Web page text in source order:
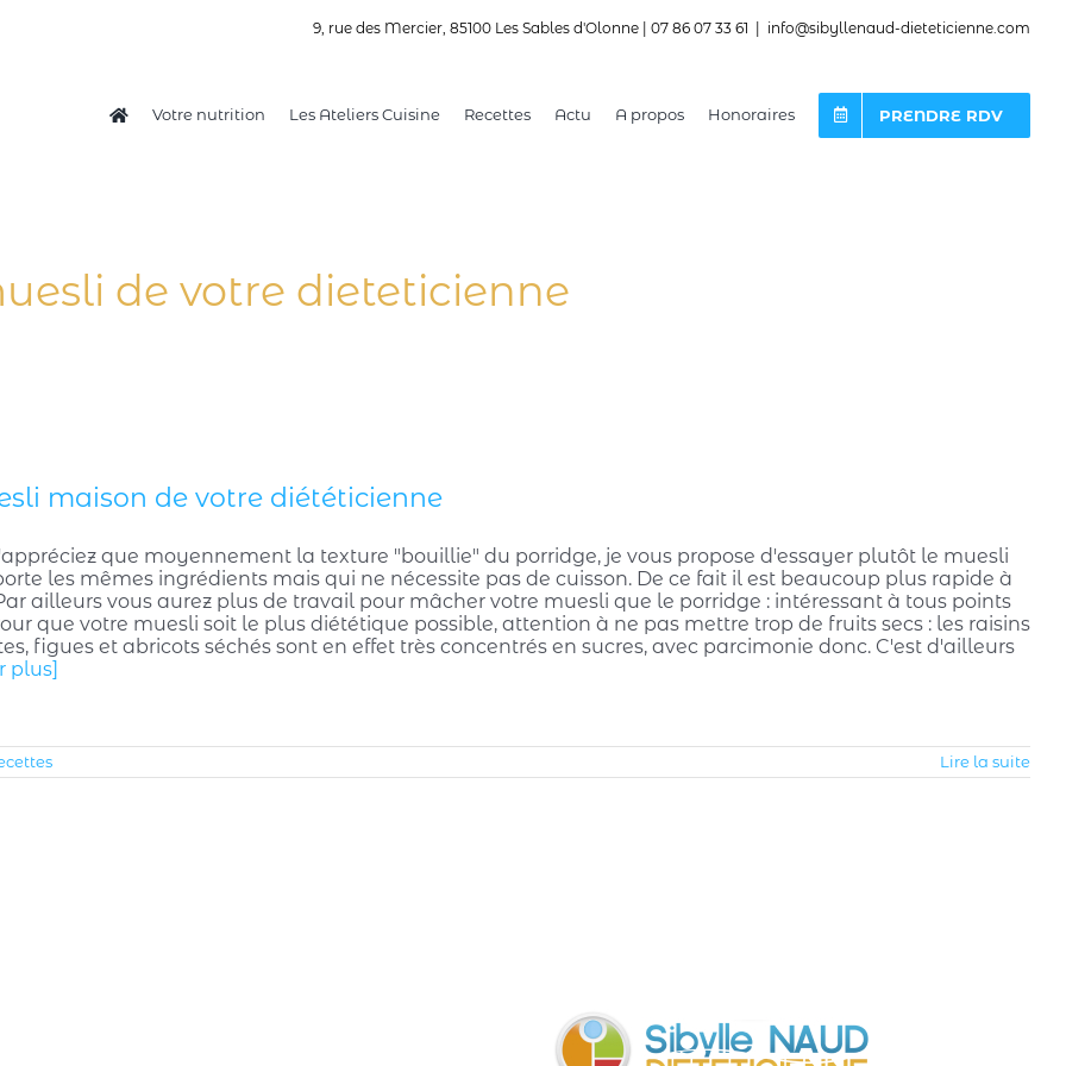
9, rue des Mercier, 85100 Les Sables d'Olonne | 07 86 07 33 61 info@sibyllenaud-dieteticienne.com
Votre nutrition Les Ateliers Cuisine Recettes Actu A propos Honoraires PRENDRE RDV
de votre dieteticienne
maison de votre diététicienne
que moyennement la texture "bouillie" du porridge, je vous propose d'essayer plutôt le muesli
les mêmes ingrédients mais qui ne nécessite pas de cuisson. De ce fait il est beaucoup plus rapide à
ailleurs vous aurez plus de travail pour mâcher votre muesli que le porridge : intéressant à tous points
que votre muesli soit le plus diététique possible, attention à ne pas mettre trop de fruits secs : les raisins
figues et abricots séchés sont en effet très concentrés en sucres, avec parcimonie donc. C'est d'ailleurs
plus]
Lire la suite